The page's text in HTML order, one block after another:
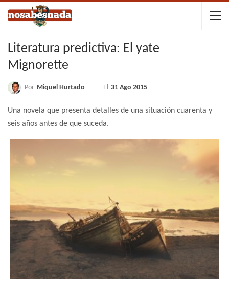
Literatura predictiva: El yate
Mignorette
Por Miquel Hurtado El 31 Ago 2015
Una novela que presenta detalles de una situación cuarenta y
seis años antes de que suceda.